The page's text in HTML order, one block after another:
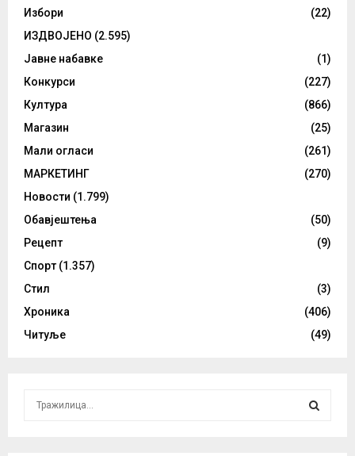
Избори
(22)
ИЗДВОЈЕНО (2.595)
Јавне набавке
(1)
Конкурси
(227)
Култура
(866)
Магазин
(25)
Мали огласи
(261)
МАРКЕТИНГ
(270)
Новости (1.799)
Обавјештења
(50)
Рецепт
(9)
Спорт (1.357)
Стил
(3)
Хроника
(406)
Читуље
(49)